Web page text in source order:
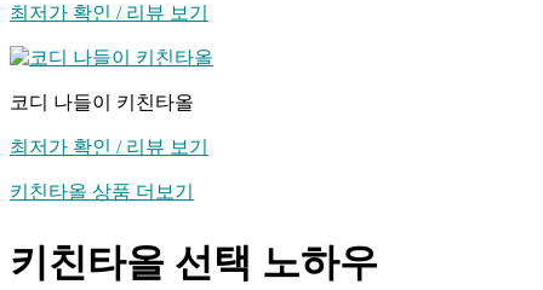
최저가 확인 / 리뷰 보기
코디 나들이 키친타올
최저가 확인 / 리뷰 보기
키친타올 상품 더보기
키친타올 선택 노하우